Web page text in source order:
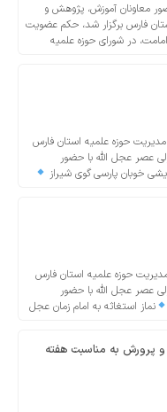
معاونان آموزش، پژوهش و
فارس برگزار شد، حکم عضویت
در شورای حوزه علمیه
حوزه علمیه استان فارس
عصر عجل الله با حضور
خوبان پارسی گوی شیراز
حوزه علمیه استان فارس
عصر عجل الله با حضور
نماز استغاثه به امام زمان عجل
پرورش به مناسبت هفته